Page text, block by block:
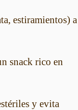
estiramientos) a
snack rico en
y evita